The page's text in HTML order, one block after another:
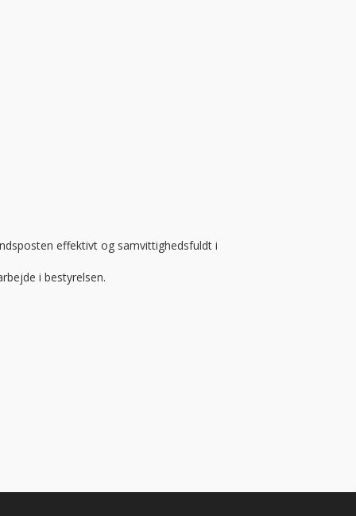
effektivt og samvittighedsfuldt i
i bestyrelsen.